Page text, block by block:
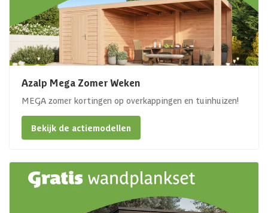
Azalp Mega Zomer Weken
MEGA zomer kortingen op overkappingen en tuinhuizen!
Bekijk de actiemodellen